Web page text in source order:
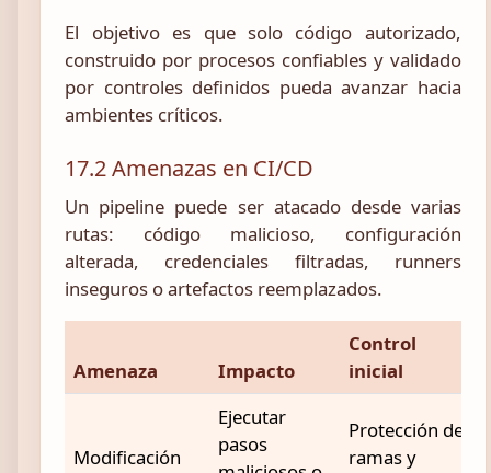
El objetivo es que solo código autorizado,
construido por procesos confiables y validado
por controles definidos pueda avanzar hacia
ambientes críticos.
17.2 Amenazas en CI/CD
Un pipeline puede ser atacado desde varias
rutas: código malicioso, configuración
alterada, credenciales filtradas, runners
inseguros o artefactos reemplazados.
Amenaza Impacto
Control
inicial
Modificación
Ejecutar
pasos
Protección de
ramas y